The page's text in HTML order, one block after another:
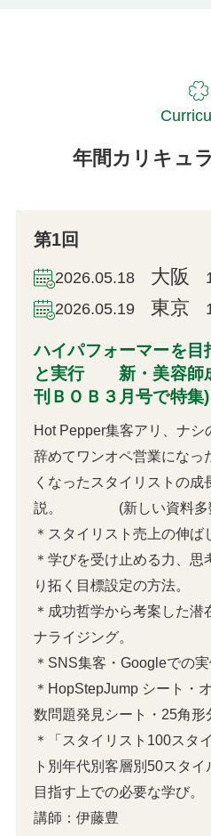
年間カリキュ
第1回
2026.05.18 大阪
2026.05.19 東京
ハイパフォーマーを目
と実行 新・美容師
刊ＢＯＢ３月号で特集)
Hot Pepper集客アリ、ナ
辞めてワンオペ営業になっ
くなったスタイリストの成
説。 (新しい資料多
＊スタイリスト売上の伸ば
＊学びを受け止める力、
り拓く目標設定の方法。
＊成功哲学から考案した潜
ナライジング。
＊SNS集客・Googleでの実
＊HopStepJump シート・
数問題発見シート・25角形
＊「スタイリスト100スタ
ト別年代別客層別50スタ
目指す上での必要な学び。
講師：伊藤豊